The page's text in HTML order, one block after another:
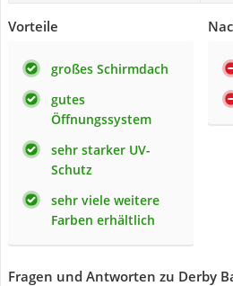
Vorteile
großes Schirmdach
gutes
Öffnungssystem
sehr starker UV-
Schutz
sehr viele weitere
Farben erhältlich
Fragen und Antworten zu Derby